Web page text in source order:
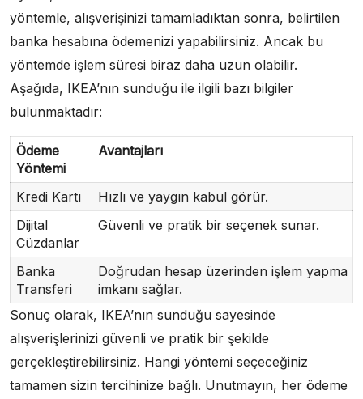
yöntemle, alışverişinizi tamamladıktan sonra, belirtilen
banka hesabına ödemenizi yapabilirsiniz. Ancak bu
yöntemde işlem süresi biraz daha uzun olabilir.
Aşağıda, IKEA’nın sunduğu ile ilgili bazı bilgiler
bulunmaktadır:
Ödeme
Yöntemi
Avantajları
Kredi Kartı
Hızlı ve yaygın kabul görür.
Dijital
Cüzdanlar
Güvenli ve pratik bir seçenek sunar.
Banka
Transferi
Doğrudan hesap üzerinden işlem yapma
imkanı sağlar.
Sonuç olarak, IKEA’nın sunduğu sayesinde
alışverişlerinizi güvenli ve pratik bir şekilde
gerçekleştirebilirsiniz. Hangi yöntemi seçeceğiniz
tamamen sizin tercihinize bağlı. Unutmayın, her ödeme